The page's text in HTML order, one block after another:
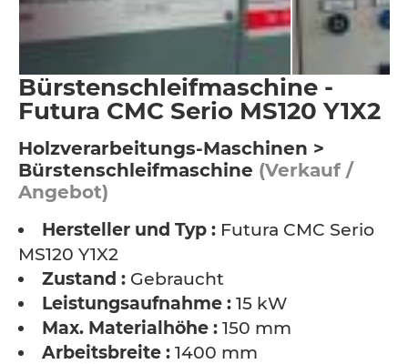
Bürstenschleifmaschine -
Futura CMC Serio MS120 Y1X2
Holzverarbeitungs-Maschinen >
Bürstenschleifmaschine (Verkauf /
Angebot)
Hersteller und Typ : Futura CMC Serio
MS120 Y1X2
Zustand : Gebraucht
Leistungsaufnahme : 15 kW
Max. Materialhöhe : 150 mm
Arbeitsbreite : 1400 mm